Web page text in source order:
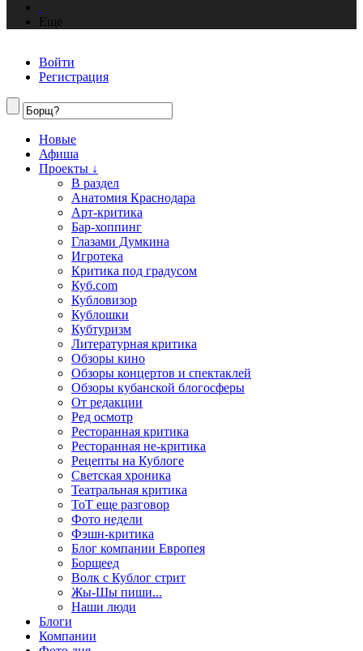
Еще
Войти
Регистрация
Новые
Афиша
Проекты ↓
В раздел
Анатомия Краснодара
Арт-критика
Бар-хоппинг
Глазами Думкина
Игротека
Критика под градусом
Куб.com
Кубловизор
Кублошки
Кубтуризм
Литературная критика
Обзоры кино
Обзоры концертов и спектаклей
Обзоры кубанской блогосферы
От редакции
Ред осмотр
Ресторанная критика
Ресторанная не-критика
Рецепты на Кублоге
Светская хроника
Театральная критика
ТоТ еще разговор
Фото недели
Фэшн-критика
Блог компании Европея
Борщеед
Волк с Кублог стрит
Жы-Шы пиши...
Наши люди
Блоги
Компании